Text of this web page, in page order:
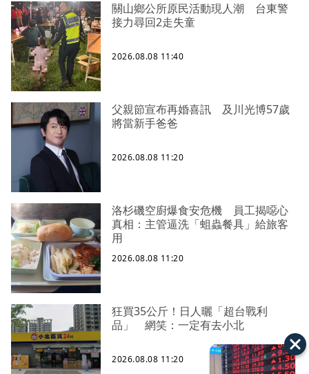
關山鄉公所原民活動現人潮 台東警
接力尋回2走失童
2026.08.08 11:40
父親節宣布再婚喜訊 及川光博57歲
將當新手爸爸
2026.08.08 11:20
洛杉磯空廚爆食安危機 員工揭噁心
真相：主管逼洗「蛆蟲餐具」給旅客
用
2026.08.08 11:20
狂買35公斤！日人曬「超台戰利
品」 網笑：一定有去小北
2026.08.08 11:20